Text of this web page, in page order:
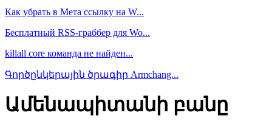
Как убрать в Мета ссылку на W...
Бесплатный RSS-граббер для Wo...
killall core команда не найден...
Գործընկերային ծրագիր Armchang...
Ամենապիտանի բանը